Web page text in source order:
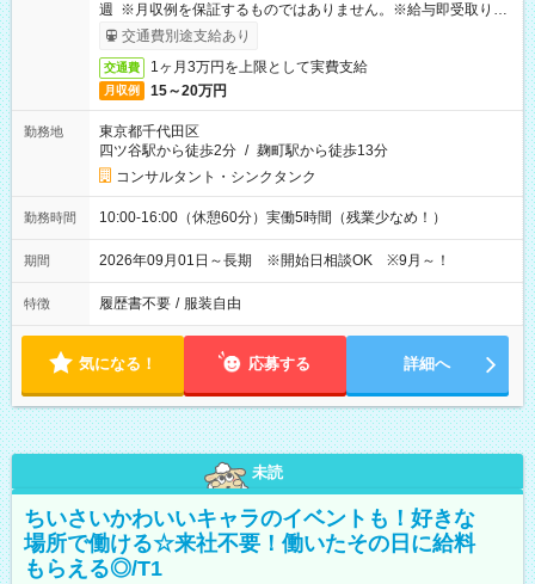
週 ※月収例を保証するものではありません。※給与即受取りサ
ービス利用可（利用条件有）
交通費別途支給あり
交通費 1ヶ月3万円を上限として実費支給
月収例 15～20万円
勤務地
東京都千代田区
四ツ谷駅から徒歩2分 / 麹町駅から徒歩13分
コンサルタント・シンクタンク
勤務時間 10:00-16:00（休憩60分）実働5時間（残業少なめ！）
期間 2026年09月01日～長期 ※開始日相談OK ※9月～！
特徴 履歴書不要 / 服装自由
気になる！ 応募する 詳細へ
未読
ちいさいかわいいキャラのイベントも！好きな
場所で働ける☆来社不要！働いたその日に給料
もらえる◎/T1